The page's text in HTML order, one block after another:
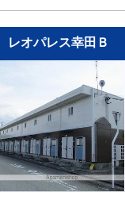
レオパレス幸田Ｂ